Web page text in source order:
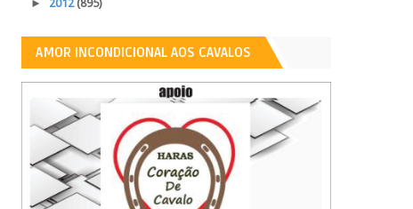
► 2012(895)
AMOR INCONDICIONAL AOS CAVALOS